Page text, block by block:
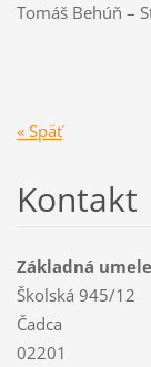
Tomáš Behúň –
« Späť
Kontakt
Základná
Školská 945/12
Čadca
02201